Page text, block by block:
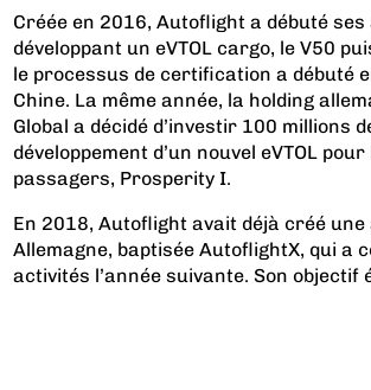
Créée en 2016, Autoflight a débuté
développant un eVTOL cargo, le V50
le processus de certification a débuté
Chine. La même année, la holding
Global a décidé d’investir 100 millions
développement d’un nouvel eVTOL
passagers, Prosperity I.
En 2018, Autoflight avait déjà créé une
Allemagne, baptisée AutoflightX, qui a
activités l’année suivante. Son objectif